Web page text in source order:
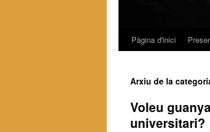
Vés
contingut
Pàgina d'inici
Arxiu de la
Voleu
universitari?